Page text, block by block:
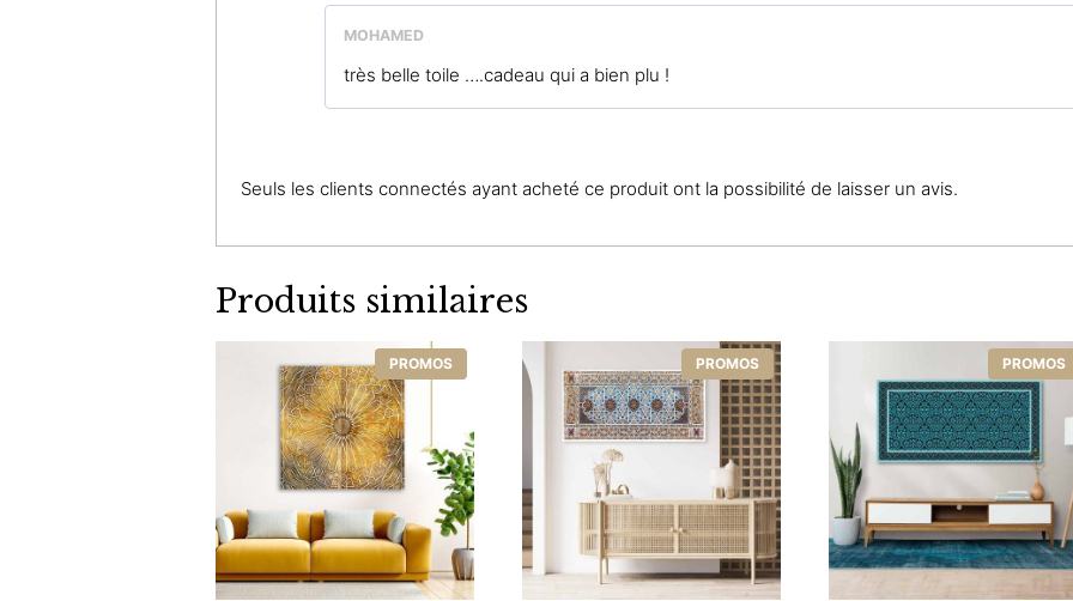
MOHAMED
très belle toile ….cadeau qui a bien plu !
Seuls les clients connectés ayant acheté ce produit ont la possibilité de laisser un avis.
Produits similaires
PROMOS PROMOS PROMOS